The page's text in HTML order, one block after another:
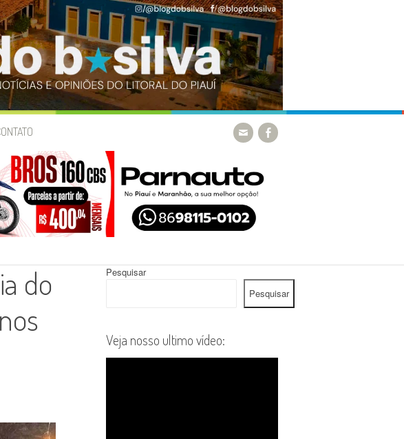
do
Pesquisar
Pesquisar
Veja nosso ultimo vídeo: